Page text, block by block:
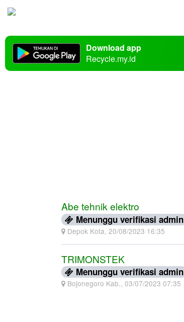
Download app
Recycle.my.id
Abe tehnik elektro
Menunggu verifikasi admin
Depok Kota, 20/08/2023 16:35
TRIMONSTEK
Menunggu verifikasi admin
Bojonegoro Kab., 03/07/2023 07:35